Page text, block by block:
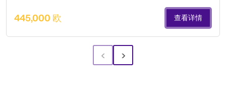
445,000 欧 查看详情
‹ ›